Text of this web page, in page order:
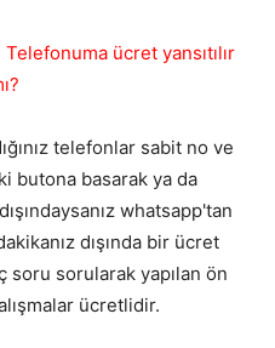
ücret yansıtılır
telefonlar sabit no ve
butona basarak ya da
whatsapp'tan
dışında bir ücret
soru sorularak yapılan ön
ücretlidir.